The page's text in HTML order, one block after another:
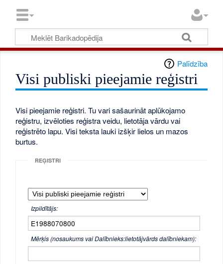
Palīdzība
Visi publiski pieejamie reģistri
Visi pieejamie reģistri. Tu vari sašaurināt aplūkojamo
reģistru, izvēloties reģistra veidu, lietotāja vārdu vai
reģistrēto lapu. Visi teksta lauki izšķir lielos un mazos
burtus.
REĢISTRI
Izpildītājs:
Mērķis (nosaukums vai Dalībnieks:lietotājvārds dalībniekam):